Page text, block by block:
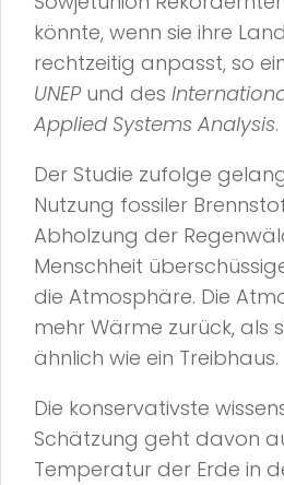
könnte, wenn sie ihre
rechtzeitig anpasst, so
UNEPund des
Applied Systems Analysis.
Der Studie zufolge
Nutzung fossiler
Abholzung der
Menschheit
die Atmosphäre. Die
mehr Wärme zurück, als
ähnlich wie ein Treibhaus.
Die konservativste
Schätzung geht davon
Temperatur der Erde in